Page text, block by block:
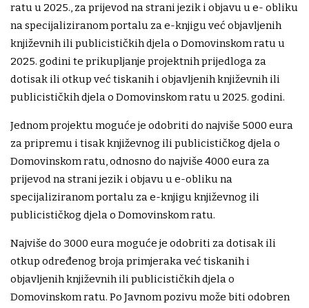
ratu u 2025., za prijevod na strani jezik i objavu u e- obliku
na specijaliziranom portalu za e-knjigu već objavljenih
književnih ili publicističkih djela o Domovinskom ratu u
2025. godini te prikupljanje projektnih prijedloga za
dotisak ili otkup već tiskanih i objavljenih književnih ili
publicističkih djela o Domovinskom ratu u 2025. godini.
Jednom projektu moguće je odobriti do najviše 5000 eura
za pripremu i tisak književnog ili publicističkog djela o
Domovinskom ratu, odnosno do najviše 4000 eura za
prijevod na strani jezik i objavu u e-obliku na
specijaliziranom portalu za e-knjigu književnog ili
publicističkog djela o Domovinskom ratu.
Najviše do 3000 eura moguće je odobriti za dotisak ili
otkup određenog broja primjeraka već tiskanih i
objavljenih književnih ili publicističkih djela o
Domovinskom ratu. Po Javnom pozivu može biti odobren